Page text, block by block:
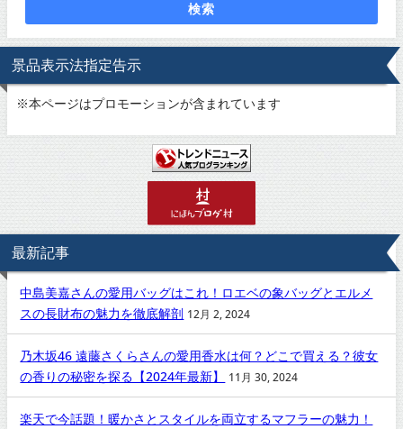
検索
景品表示法指定告示
※本ページはプロモーションが含まれています
最新記事
中島美嘉さんの愛用バッグはこれ！ロエベの象バッグとエルメ
スの長財布の魅力を徹底解剖 12月 2, 2024
乃木坂46 遠藤さくらさんの愛用香水は何？どこで買える？彼女
の香りの秘密を探る【2024年最新】
11月 30, 2024
楽天で今話題！暖かさとスタイルを両立するマフラーの魅力！